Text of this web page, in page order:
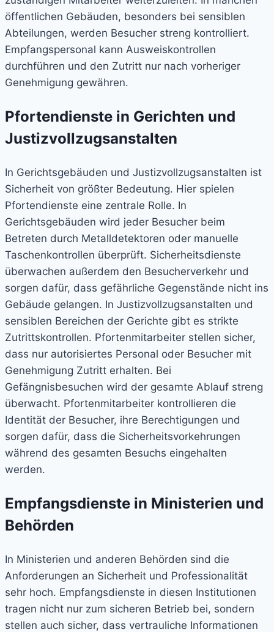
öffentlichen Gebäuden, besonders bei sensiblen
Abteilungen, werden Besucher streng kontrolliert.
Empfangspersonal kann Ausweiskontrollen
durchführen und den Zutritt nur nach vorheriger
Genehmigung gewähren.
Pfortendienste in Gerichten und
Justizvollzugsanstalten
In Gerichtsgebäuden und Justizvollzugsanstalten ist
Sicherheit von größter Bedeutung. Hier spielen
Pfortendienste eine zentrale Rolle. In
Gerichtsgebäuden wird jeder Besucher beim
Betreten durch Metalldetektoren oder manuelle
Taschenkontrollen überprüft. Sicherheitsdienste
überwachen außerdem den Besucherverkehr und
sorgen dafür, dass gefährliche Gegenstände nicht ins
Gebäude gelangen. In Justizvollzugsanstalten und
sensiblen Bereichen der Gerichte gibt es strikte
Zutrittskontrollen. Pfortenmitarbeiter stellen sicher,
dass nur autorisiertes Personal oder Besucher mit
Genehmigung Zutritt erhalten. Bei
Gefängnisbesuchen wird der gesamte Ablauf streng
überwacht. Pfortenmitarbeiter kontrollieren die
Identität der Besucher, ihre Berechtigungen und
sorgen dafür, dass die Sicherheitsvorkehrungen
während des gesamten Besuchs eingehalten
werden.
Empfangsdienste in Ministerien und
Behörden
In Ministerien und anderen Behörden sind die
Anforderungen an Sicherheit und Professionalität
sehr hoch. Empfangsdienste in diesen Institutionen
tragen nicht nur zum sicheren Betrieb bei, sondern
stellen auch sicher, dass vertrauliche Informationen